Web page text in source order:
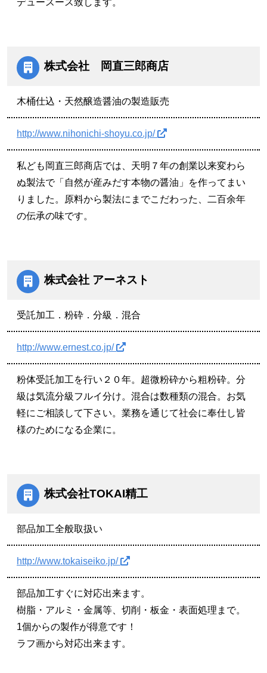
デュースース致します。
株式会社 岡直三郎商店
木桶仕込・天然醸造醤油の製造販売
http://www.nihonichi-shoyu.co.jp/
私ども岡直三郎商店では、天明７年の創業以来変わら
ぬ製法で「自然が産みだす本物の醤油」を作ってまい
りました。原料から製法にまでこだわった、二百余年
の伝承の味です。
株式会社 アーネスト
受託加工．粉砕．分級．混合
http://www.ernest.co.jp/
粉体受託加工を行い２０年。超微粉砕から粗粉砕。分
級は気流分級フルイ分け。混合は数種類の混合。お気
軽にご相談して下さい。業務を通じて社会に奉仕し皆
様のためになる企業に。
株式会社TOKAI精工
部品加工全般取扱い
http://www.tokaiseiko.jp/
部品加工すぐに対応出来ます。
樹脂・アルミ・金属等、切削・板金・表面処理まで。
1個からの製作が得意です！
ラフ画から対応出来ます。